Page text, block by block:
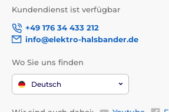
Kundendienst ist verfügbar
+49 176 34 433 212
info@elektro-halsbander.de
Wo Sie uns finden
Deutsch